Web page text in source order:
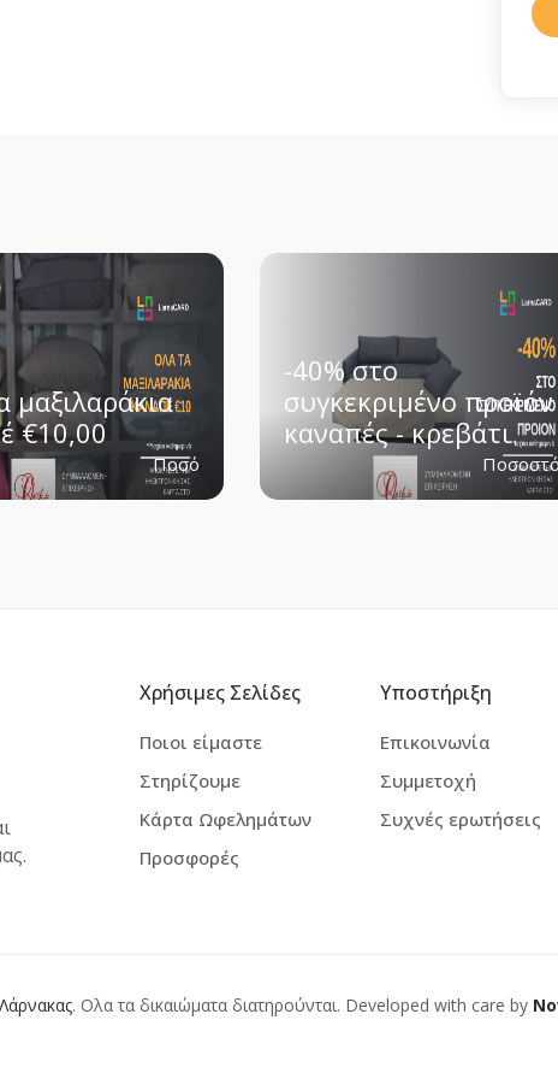
μαξιλαράκια
€10,00
Ποσό
-40% στο
συγκεκριμένο προϊόν
καναπές - κρεβάτι
Ποσοστό
Χρήσιμες Σελίδες
Ποιοι είμαστε
Στηρίζουμε
Κάρτα Ωφελημάτων
Προσφορές
Υποστήριξη
Επικοινωνία
Συμμετοχή
Συχνές ερωτήσεις
. Ολα τα δικαιώματα διατηρούνται. Developed with care by